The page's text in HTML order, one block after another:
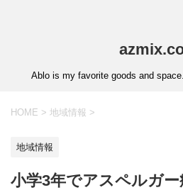
Ablo is my favorite goods and
HOME > 地域情報 >
地域情報
小学3年でアスペルガ